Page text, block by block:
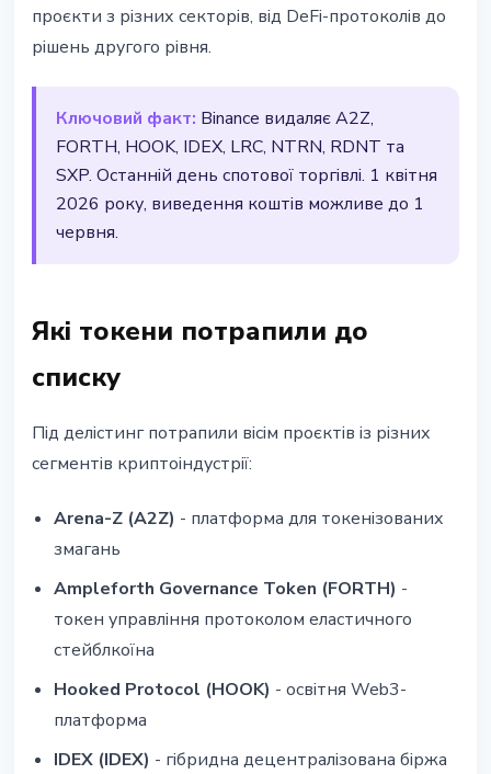
проєкти з різних секторів, від DeFi-протоколів до
рішень другого рівня.
Ключовий факт: Binance видаляє A2Z,
FORTH, HOOK, IDEX, LRC, NTRN, RDNT та
SXP. Останній день спотової торгівлі. 1 квітня
2026 року, виведення коштів можливе до 1
червня.
Які токени потрапили до
списку
Під делістинг потрапили вісім проєктів із різних
сегментів криптоіндустрії:
Arena-Z (A2Z) - платформа для токенізованих
змагань
Ampleforth Governance Token (FORTH) -
токен управління протоколом еластичного
стейблкоїна
Hooked Protocol (HOOK) - освітня Web3-
платформа
IDEX (IDEX) - гібридна децентралізована біржа